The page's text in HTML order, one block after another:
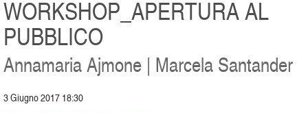
WORKSHOP_APERTURA AL
PUBBLICO
Annamaria Ajmone | Marcela Santander
3 Giugno 2017 18:30